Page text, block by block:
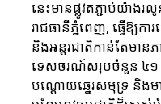
នេះមានផ្លូវតភ្ជាប់យ៉ាង
រាជធានីភ្នំពេញ, ធ្វើឱ្យក
និងអន្ដរជាតិកាន់តែមា
ទេសចរណ៍​សរុប​ចំនួន ៤១
បណ្តោយ​ឆ្នេរសមុទ្រ​ និង​ម